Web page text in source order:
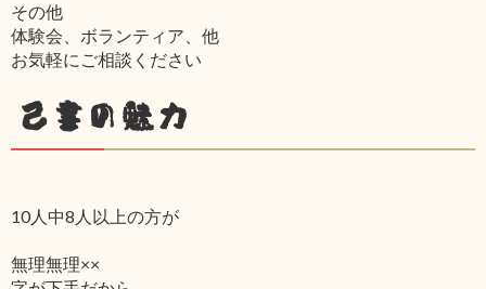
その他
体験会、ボランティア、他
お気軽にご相談ください
己書の魅力
10人中8人以上の方が
無理無理××